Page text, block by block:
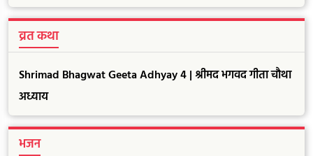
व्रत कथा
Shrimad Bhagwat Geeta Adhyay 4 | श्रीमद भगवद गीता चौथा
अध्याय
भजन